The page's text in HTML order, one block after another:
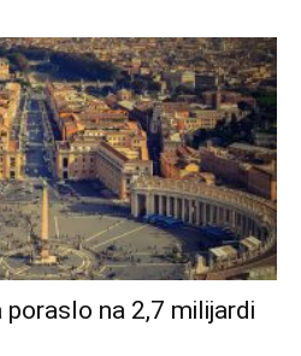
na 2,7 milijardi